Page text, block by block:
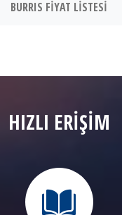
BURRIS FİYAT LİSTESİ
HIZLI ERİŞİM